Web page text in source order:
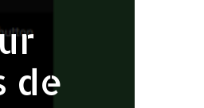
de